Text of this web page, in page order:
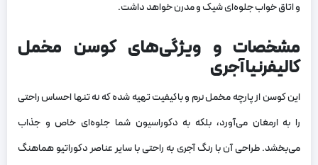
و اتاق خواب جلوه‌ای شیک و مدرن خواهد داشت.
مشخصات و ویژگی‌های کوسن مخمل
کالیفرنیا آجری
این کوسن از پارچه مخمل نرم و باکیفیت تهیه شده که نه تنها احساس راحتی
را به ارمغان می‌آورد، بلکه به دکوراسیون شما جلوه‌ای خاص و جذاب
می‌بخشد. طراحی آن با رنگ آجری به راحتی با سایر عناصر دکوراتیو هماهنگ